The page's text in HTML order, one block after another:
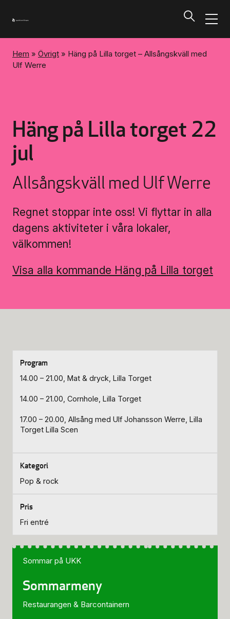
Program och biljetter
Kalendarium
Aktuella biljettsläpp
Presentkort på UKK
Biljettinformation
Program och biljetter
Köp- & leveransvillkor
Hem » Övrigt » Häng på Lilla torget – Allsångskväll med
Ulf Werre
Häng på Lilla torget 22
jul
Allsångskväll med Ulf Werre
Regnet stoppar inte oss! Vi flyttar in alla
dagens aktiviteter i våra lokaler,
välkommen!
Visa alla kommande Häng på Lilla torget
14.00 – 21.00, Mat & dryck, Lilla Torget
14.00 – 21.00, Cornhole, Lilla Torget
17.00 – 20.00, Allsång med Ulf Johansson Werre, Lilla
Torget Lilla Scen
Pop & rock
Fri entré
Sommar på UKK
Sommarmeny
Restaurangen & Barcontainern